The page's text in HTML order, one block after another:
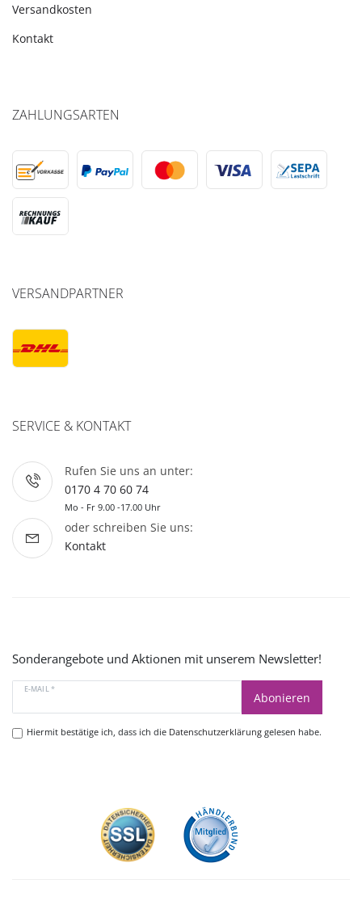
Versandkosten
Kontakt
ZAHLUNGSARTEN
VERSANDPARTNER
SERVICE & KONTAKT
Rufen Sie uns an unter:
0170 4 70 60 74
Mo - Fr 9.00 -17.00 Uhr
oder schreiben Sie uns:
Kontakt
Sonderangebote und Aktionen mit unserem Newsletter!
E-MAIL *
Abonieren
Hiermit bestätige ich, dass ich die Datenschutzerklärunggelesen habe.